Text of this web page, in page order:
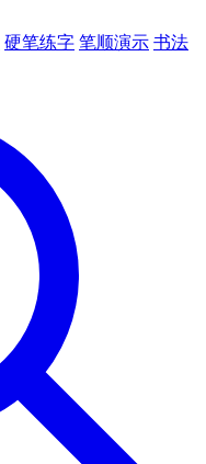
硬笔练字 笔顺演示 书法